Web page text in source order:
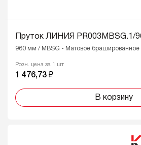
Пруток ЛИНИЯ PR003MBSG.1/
960 мм / MBSG - Матовое брашированное
Розн. цена за 1 шт
1 476,73 ₽
В корзину